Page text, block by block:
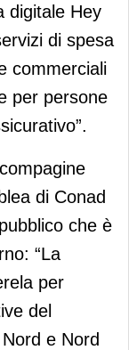
digitale Hey
di spesa
commerciali
per persone
di Conad
che è
“La
per
del
e Nord